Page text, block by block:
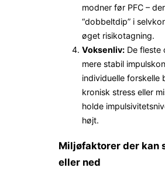
modner før PFC –
“dobbeltdip” i
øget risikotagning.
Voksenliv: De fleste
mere stabil
individuelle forskelle
kronisk stress eller
holde
højt.
Miljøfaktorer der kan
eller ned